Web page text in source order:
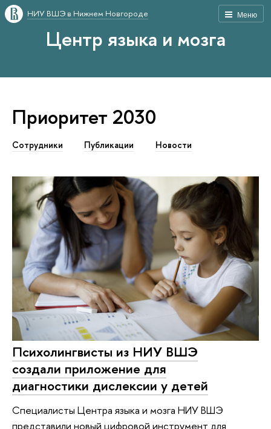
Меню
НИУ ВШЭ в Нижнем Новгороде
Центр языка и мозга
Приоритет 2030
Сотрудники Публикации Новости
Психолингвисты из НИУ ВШЭ
создали приложение для
диагностики дислексии у детей
Специалисты Центра языка и мозга НИУ ВШЭ
представили новый цифровой инструмент для